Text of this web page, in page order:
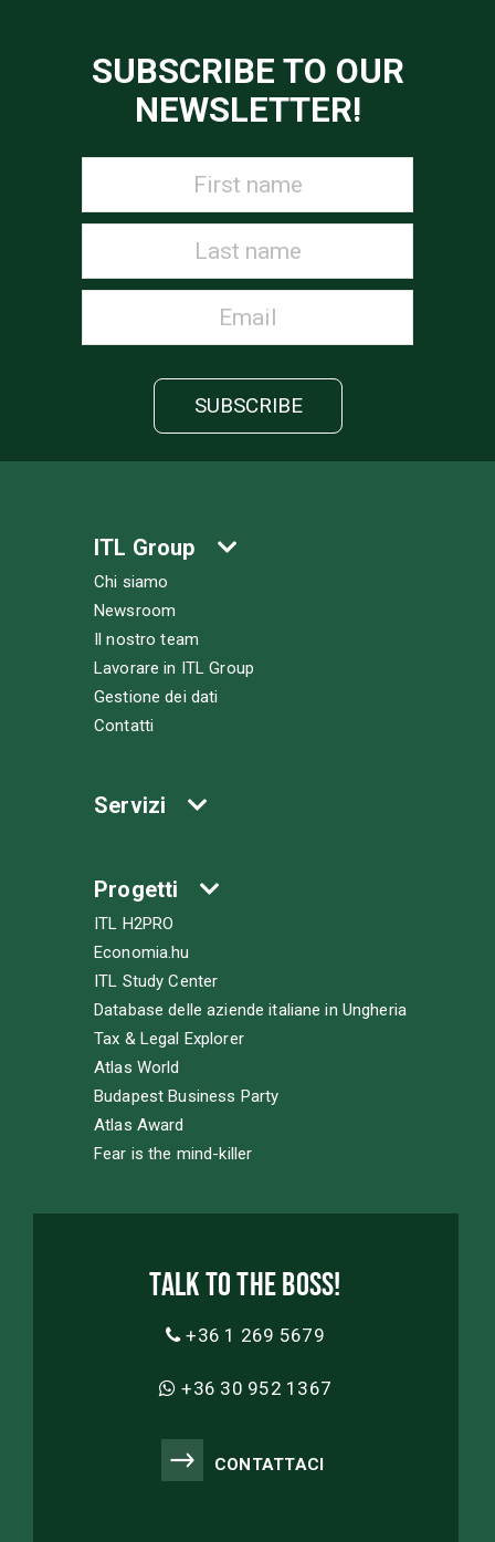
SUBSCRIBE TO OUR
NEWSLETTER!
ITL Group
Chi siamo
Newsroom
Il nostro team
Lavorare in ITL Group
Gestione dei dati
Contatti
Servizi
Progetti
ITL H2PRO
Economia.hu
ITL Study Center
Database delle aziende italiane in Ungheria
Tax & Legal Explorer
Atlas World
Budapest Business Party
Atlas Award
Fear is the mind-killer
Talk to the boss!
+36 1 269 5679
+36 30 952 1367
CONTATTACI